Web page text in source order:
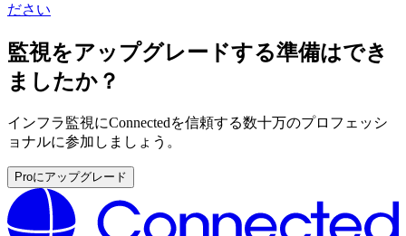
ださい
監視をアップグレードする準備はでき
ましたか？
インフラ監視にConnectedを信頼する数十万のプロフェッシ
ョナルに参加しましょう。
Proにアップグレード